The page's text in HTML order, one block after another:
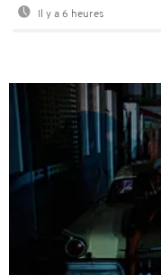
Il y a 6 heures